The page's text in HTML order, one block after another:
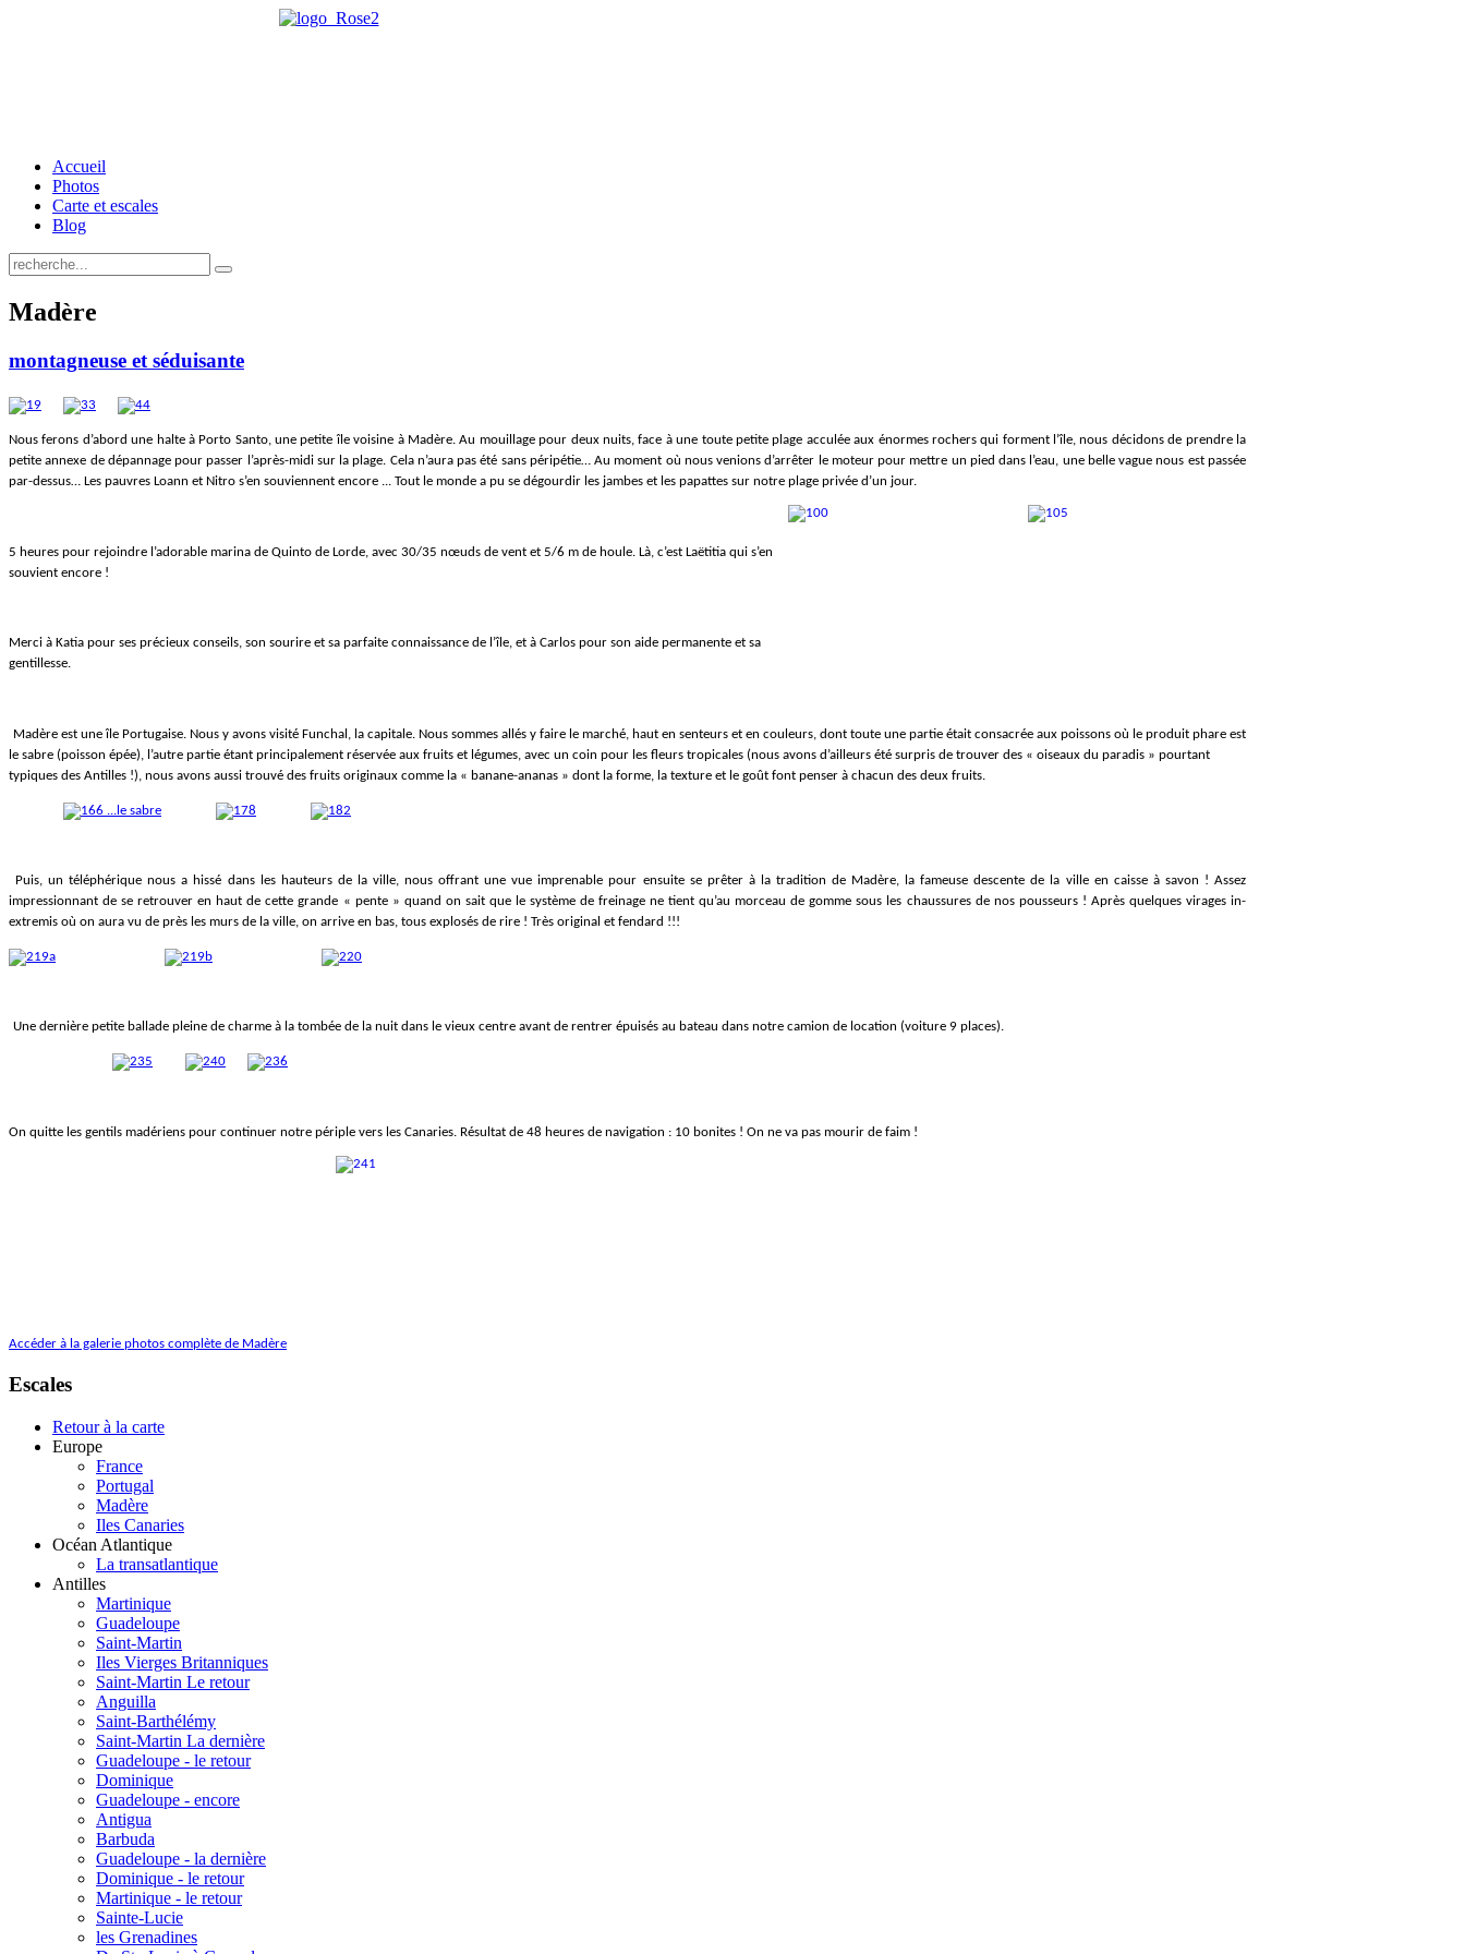
Accueil
Photos
Carte et escales
Blog
Madère
montagneuse et séduisante
Nous ferons d’abord une halte à Porto Santo, une petite île voisine à Madère. Au mouillage pour deux nuits, face à une toute petite plage acculée aux énormes rochers qui forment l’île, nous décidons de prendre la
petite annexe de dépannage pour passer l’après-midi sur la plage. Cela n’aura pas été sans péripétie… Au moment où nous venions d’arrêter le moteur pour mettre un pied dans l’eau, une belle vague nous est passée
par-dessus… Les pauvres Loann et Nitro s’en souviennent encore ... Tout le monde a pu se dégourdir les jambes et les papattes sur notre plage privée d’un jour.
5 heures pour rejoindre l’adorable marina de Quinto de Lorde, avec 30/35 nœuds de vent et 5/6 m de houle. Là, c’est Laëtitia qui s’en
souvient encore !
Merci à Katia pour ses précieux conseils, son sourire et sa parfaite connaissance de l’île, et à Carlos pour son aide permanente et sa
gentillesse.
Madère est une île Portugaise. Nous y avons visité Funchal, la capitale. Nous sommes allés y faire le marché, haut en senteurs et en couleurs, dont toute une partie était consacrée aux poissons où le produit phare est
le sabre (poisson épée), l’autre partie étant principalement réservée aux fruits et légumes, avec un coin pour les fleurs tropicales (nous avons d’ailleurs été surpris de trouver des « oiseaux du paradis » pourtant
typiques des Antilles !), nous avons aussi trouvé des fruits originaux comme la « banane-ananas » dont la forme, la texture et le goût font penser à chacun des deux fruits.
Puis, un téléphérique nous a hissé dans les hauteurs de la ville, nous offrant une vue imprenable pour ensuite se prêter à la tradition de Madère, la fameuse descente de la ville en caisse à savon ! Assez
impressionnant de se retrouver en haut de cette grande « pente » quand on sait que le système de freinage ne tient qu’au morceau de gomme sous les chaussures de nos pousseurs ! Après quelques virages in-
extremis où on aura vu de près les murs de la ville, on arrive en bas, tous explosés de rire ! Très original et fendard !!!
Une dernière petite ballade pleine de charme à la tombée de la nuit dans le vieux centre avant de rentrer épuisés au bateau dans notre camion de location (voiture 9 places).
On quitte les gentils madériens pour continuer notre périple vers les Canaries. Résultat de 48 heures de navigation : 10 bonites ! On ne va pas mourir de faim !
Accéder à la galerie photos complète de Madère
Escales
Retour à la carte
Europe
France
Portugal
Madère
Iles Canaries
Océan Atlantique
La transatlantique
Antilles
Martinique
Guadeloupe
Saint-Martin
Iles Vierges Britanniques
Saint-Martin Le retour
Anguilla
Saint-Barthélémy
Saint-Martin La dernière
Guadeloupe - le retour
Dominique
Guadeloupe - encore
Antigua
Barbuda
Guadeloupe - la dernière
Dominique - le retour
Martinique - le retour
Sainte-Lucie
les Grenadines